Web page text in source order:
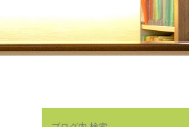
その他